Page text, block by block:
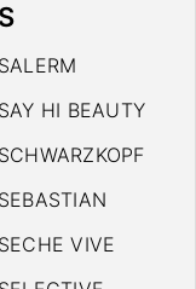
S
SALERM
SAY HI BEAUTY
SCHWARZKOPF
SEBASTIAN
SECHE VIVE